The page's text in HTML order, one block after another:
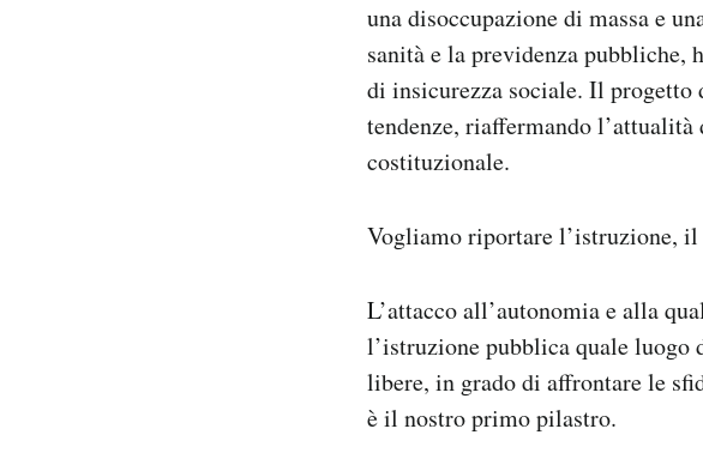
una disoccupazione di massa e
sanità e la previdenza pubbliche,
di insicurezza sociale. Il progetto
tendenze, riaffermando
costituzionale.
Vogliamo riportare l’istruzione,
L’attacco all’autonomia e alla
l’istruzione pubblica quale
libere, in grado di affrontare le
è il nostro primo pilastro.